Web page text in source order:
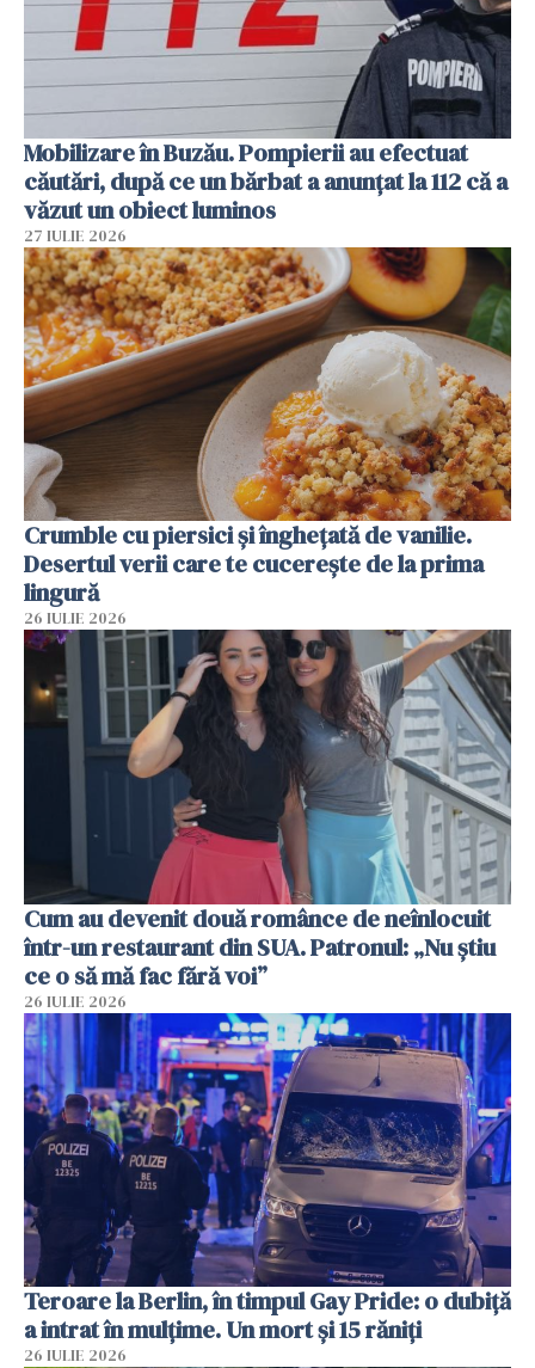
Mobilizare în Buzău. Pompierii au efectuat
căutări, după ce un bărbat a anunțat la 112 că a
văzut un obiect luminos
27 IULIE 2026
Crumble cu piersici și înghețată de vanilie.
Desertul verii care te cucerește de la prima
lingură
26 IULIE 2026
Cum au devenit două românce de neînlocuit
într-un restaurant din SUA. Patronul: „Nu știu
ce o să mă fac fără voi”
26 IULIE 2026
Teroare la Berlin, în timpul Gay Pride: o dubiță
a intrat în mulțime. Un mort și 15 răniți
26 IULIE 2026